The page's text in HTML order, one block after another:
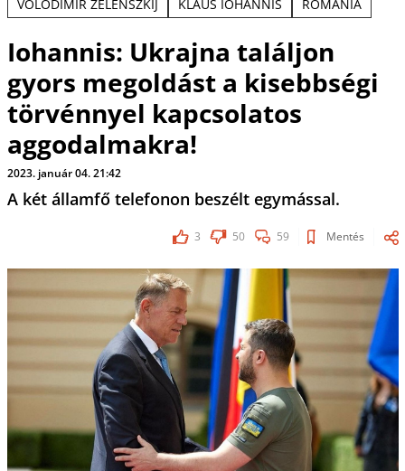
VOLODIMIR ZELENSZKIJ
KLAUS IOHANNIS ROMÁNIA
Iohannis: Ukrajna találjon
gyors megoldást a kisebbségi
törvénnyel kapcsolatos
aggodalmakra!
2023. január 04. 21:42
A két államfő telefonon beszélt egymással.
3 50 59 Mentés